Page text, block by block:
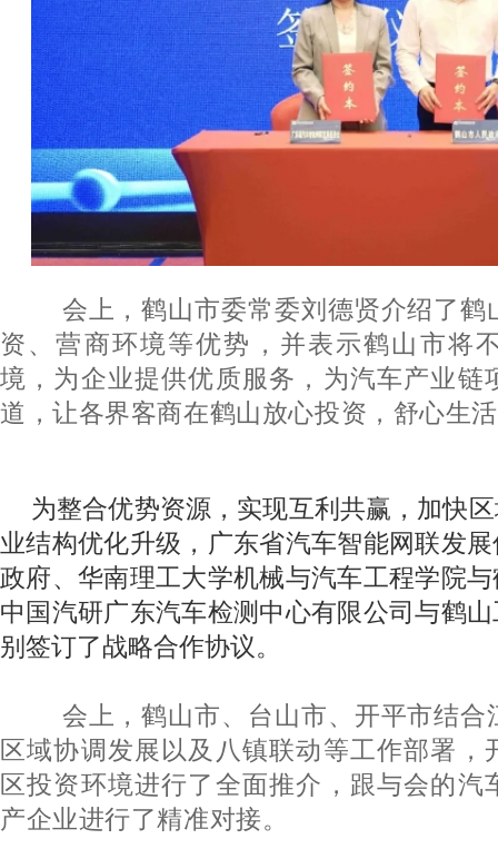
会上，鹤山市委常委刘德贤介绍了鹤
资、营商环境等优势，并表示鹤山市将
境，为企业提供优质服务，为汽车产业链
道，让各界客商在鹤山放心投资，舒心生
为整合优势资源，实现互利共赢，加快
业结构优化升级，广东省汽车智能网联发
政府、华南理工大学机械与汽车工程学院
中国汽研广东汽车检测中心有限公司与鹤
别签订了战略合作协议。
会上，鹤山市、台山市、开平市结合
区域协调发展以及八镇联动等工作部署，
区投资环境进行了全面推介，跟与会的汽
产企业进行了精准对接。